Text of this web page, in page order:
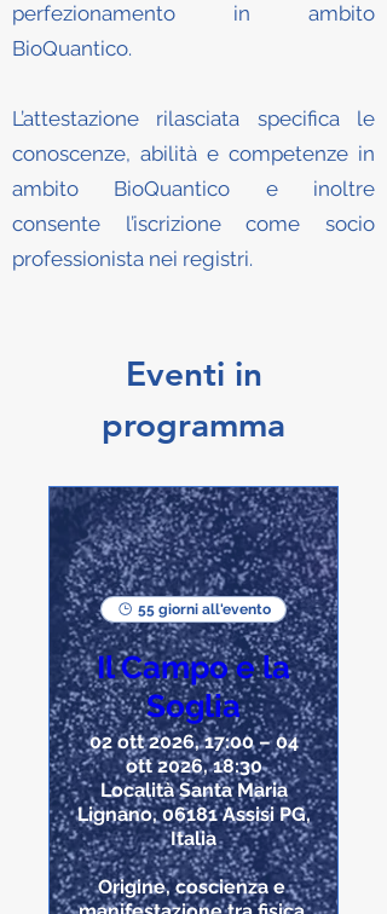
perfezionamento in ambito
BioQuantico.
L’attestazione rilasciata specifica le
conoscenze, abilità e competenze in
ambito BioQuantico e inoltre
consente l’iscrizione come socio
professionista nei registri.
Eventi in
programma
55 giorni all'evento
Il Campo e la
Soglia
02 ott 2026, 17:00 – 04
ott 2026, 18:30
Località Santa Maria
Lignano, 06181 Assisi PG,
Italia
Origine, coscienza e